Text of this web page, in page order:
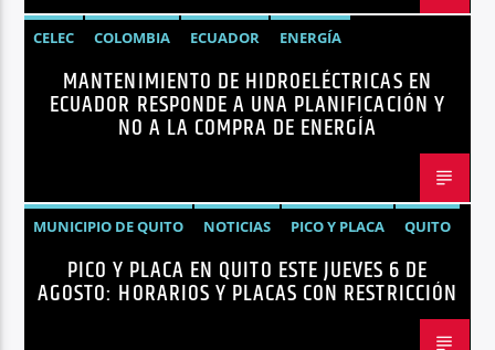
CELEC COLOMBIA ECUADOR
ENERGÍA
HIDROELÉCTRICAS
NOTICIAS
MANTENIMIENTO DE HIDROELÉCTRICAS EN
ECUADOR RESPONDE A UNA PLANIFICACIÓN Y
NO A LA COMPRA DE ENERGÍA
MUNICIPIO DE QUITO NOTICIAS PICO Y PLACA QUITO
PICO Y PLACA EN QUITO ESTE JUEVES 6 DE
AGOSTO: HORARIOS Y PLACAS CON RESTRICCIÓN